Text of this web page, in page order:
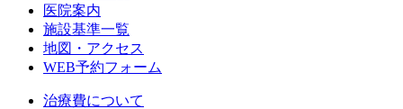
医院案内
施設基準一覧
地図・アクセス
WEB予約フォーム
治療費について